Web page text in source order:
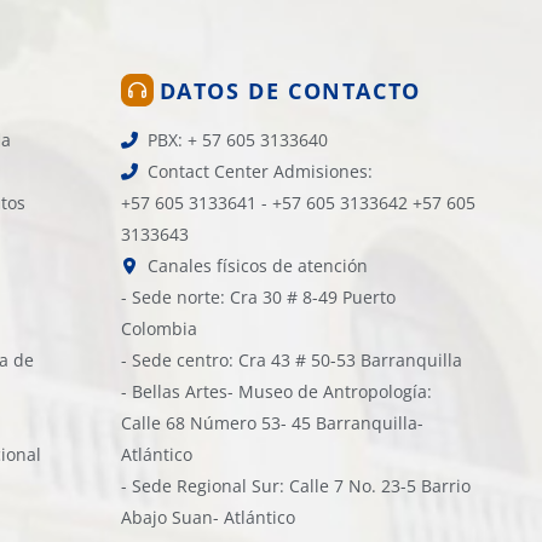
de
DATOS DE CONTACTO
PBX: + 57 605 3133640
Contact Center Admisiones:
+57 605 3133641 - +57 605 3133642 +57 605
3133643
Canales físicos de atención
- Sede norte: Cra 30 # 8-49 Puerto
Colombia
- Sede centro: Cra 43 # 50-53 Barranquilla
- Bellas Artes- Museo de Antropología:
Calle 68 Número 53- 45 Barranquilla-
Atlántico
- Sede Regional Sur: Calle 7 No. 23-5 Barrio
Abajo Suan- Atlántico